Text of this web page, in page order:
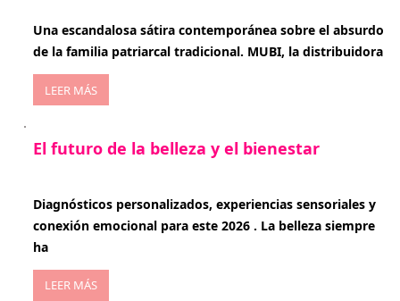
Una escandalosa sátira contemporánea sobre el absurdo
de la familia patriarcal tradicional. MUBI, la distribuidora
LEER MÁS
El futuro de la belleza y el bienestar
Diagnósticos personalizados, experiencias sensoriales y
conexión emocional para este 2026 . La belleza siempre
ha
LEER MÁS